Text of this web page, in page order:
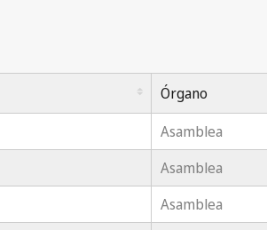
Órgano
Asamblea
Asamblea
Asamblea